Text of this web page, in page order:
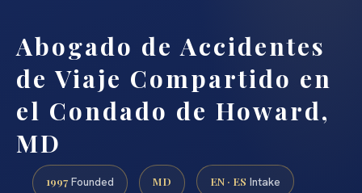
Abogado de Accidentes
de Viaje Compartido en
el Condado de Howard,
MD
1997 Founded MD EN · ES Intake